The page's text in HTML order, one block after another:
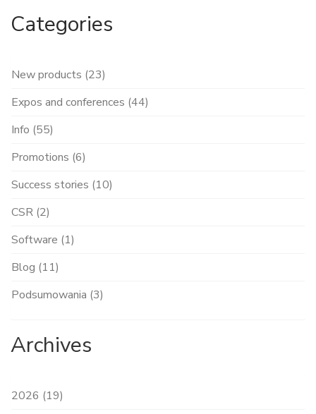
Categories
New products (23)
Expos and conferences (44)
Info (55)
Promotions (6)
Success stories (10)
CSR (2)
Software (1)
Blog (11)
Podsumowania (3)
Archives
2026 (19)